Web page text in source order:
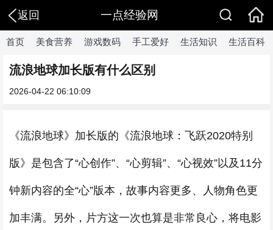
返回 一点经验网
首页 美食营养 游戏数码 手工爱好 生活知识 生活百科
流浪地球加长版有什么区别
2026-04-22 06:10:09
《流浪地球》加长版的《流浪地球：飞跃2020特别
版》是包含了“心创作”、“心剪辑”、“心视效”以及11分
钟新内容的全“心”版本，故事内容更多、人物角色更
加丰满。另外，片方这一次也算是非常良心，将电影